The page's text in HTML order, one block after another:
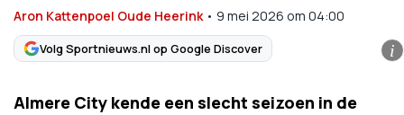
Aron Kattenpoel Oude Heerink• 9 mei 2026 om 04:00
Volg Sportnieuws.nl op Google Discover i
Almere City kende een slecht seizoen in de